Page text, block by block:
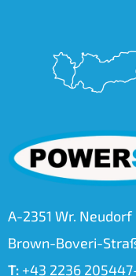
A-2351 Wr. Neudorf
Brown-Boveri-
T: +43 2236